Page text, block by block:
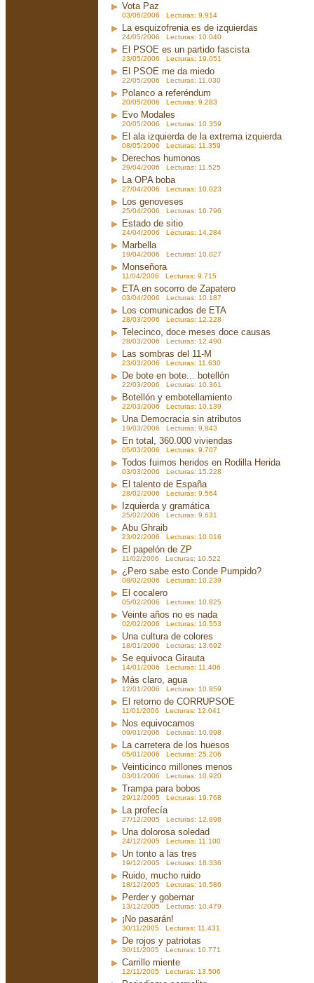
Vota Paz
03/06/2006 Lecturas: 9.914
La esquizofrenia es de izquierdas
24/05/2006 Lecturas: 10.040
El PSOE es un partido fascista
23/05/2006 Lecturas: 19.051
El PSOE me da miedo
22/05/2006 Lecturas: 11.030
Polanco a referéndum
20/05/2006 Lecturas: 9.283
Evo Modales
20/05/2006 Lecturas: 10.359
El ala izquierda de la extrema izquierda
08/05/2006 Lecturas: 11.359
Derechos humonos
29/04/2006 Lecturas: 11.525
La OPA boba
27/04/2006 Lecturas: 10.023
Los genoveses
25/04/2006 Lecturas: 16.796
Estado de sitio
24/04/2006 Lecturas: 14.284
Marbella
19/04/2006 Lecturas: 10.027
Monseñora
11/04/2006 Lecturas: 9.715
ETA en socorro de Zapatero
03/04/2006 Lecturas: 10.187
Los comunicados de ETA
28/03/2006 Lecturas: 12.228
Telecinco, doce meses doce causas
28/03/2006 Lecturas: 12.490
Las sombras del 11-M
23/03/2006 Lecturas: 11.630
De bote en bote... botellón
22/03/2006 Lecturas: 10.361
Botellón y embotellamiento
22/03/2006 Lecturas: 10.139
Una Democracia sin atributos
19/03/2006 Lecturas: 9.843
En total, 360.000 viviendas
05/03/2006 Lecturas: 9.707
Todos fuimos heridos en Rodilla Herida
03/03/2006 Lecturas: 15.228
El talento de España
28/02/2006 Lecturas: 9.564
Izquierda y gramática
25/02/2006 Lecturas: 9.631
Abu Ghraib
23/02/2006 Lecturas: 10.016
El papelón de ZP
11/02/2006 Lecturas: 10.522
¿Pero sabe esto Conde Pumpido?
08/02/2006 Lecturas: 10.239
El cocalero
05/02/2006 Lecturas: 10.825
Veinte años no es nada
02/02/2006 Lecturas: 10.553
Una cultura de colores
18/01/2006 Lecturas: 13.692
Se equivoca Girauta
14/01/2006 Lecturas: 11.406
Más claro, agua
12/01/2006 Lecturas: 10.859
El retorno de CORRUPSOE
11/01/2006 Lecturas: 12.041
Nos equivocamos
09/01/2006 Lecturas: 10.998
La carretera de los huesos
05/01/2006 Lecturas: 25.206
Veinticinco millones menos
03/01/2006 Lecturas: 10.920
Trampa para bobos
29/12/2005 Lecturas: 19.768
La profecía
27/12/2005 Lecturas: 12.898
Una dolorosa soledad
24/12/2005 Lecturas: 11.100
Un tonto a las tres
19/12/2005 Lecturas: 18.336
Ruido, mucho ruido
18/12/2005 Lecturas: 10.586
Perder y gobernar
13/12/2005 Lecturas: 10.479
¡No pasarán!
30/11/2005 Lecturas: 11.431
De rojos y patriotas
30/11/2005 Lecturas: 10.771
Carrillo miente
12/11/2005 Lecturas: 13.506